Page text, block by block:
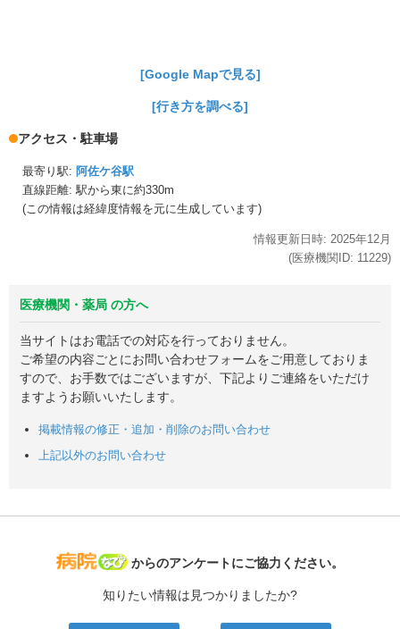
[Google Mapで見る]
[行き方を調べる]
アクセス・駐車場
最寄り駅: 阿佐ケ谷駅
直線距離: 駅から東に約330m
(この情報は経緯度情報を元に生成しています)
情報更新日時: 2025年12月
(医療機関ID: 11229)
医療機関・薬局 の方へ
当サイトはお電話での対応を行っておりません。
ご希望の内容ごとにお問い合わせフォームをご用意しておりま
すので、お手数ではございますが、下記よりご連絡をいただけ
ますようお願いいたします。
掲載情報の修正・追加・削除のお問い合わせ
上記以外のお問い合わせ
病院なび
からのアンケートにご協力ください。
知りたい情報は見つかりましたか?